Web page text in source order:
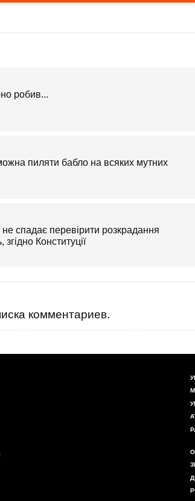
робив...
пиляти бабло на всяких мутних
спадає перевірити розкрадання
Конституції
комментариев.